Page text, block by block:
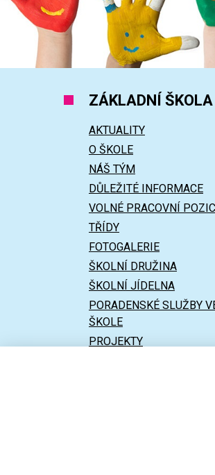
ZÁKLADNÍ ŠKOLA
AKTUALITY
O ŠKOLE
NÁŠ TÝM
DŮLEŽITÉ INFORMACE
VOLNÉ PRACOVNÍ
TŘÍDY
FOTOGALERIE
ŠKOLNÍ DRUŽINA
ŠKOLNÍ JÍDELNA
PORADENSKÉ SLUŽBY
ŠKOLE
PROJEKTY